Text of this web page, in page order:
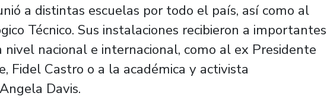
a distintas escuelas por todo el país, así como al
Técnico. Sus instalaciones recibieron a importantes
nivel nacional e internacional, como al ex Presidente
Fidel Castro o a la académica y activista
Davis.